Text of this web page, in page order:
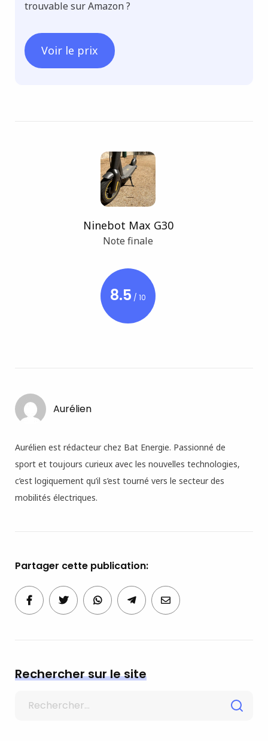
trouvable sur Amazon ?
Voir le prix
Ninebot Max G30
Note finale
8.5 / 10
Aurélien
Aurélien est rédacteur chez Bat Energie. Passionné de
sport et toujours curieux avec les nouvelles technologies,
c’est logiquement qu’il s’est tourné vers le secteur des
mobilités électriques.
Partager cette publication:
Rechercher sur le site